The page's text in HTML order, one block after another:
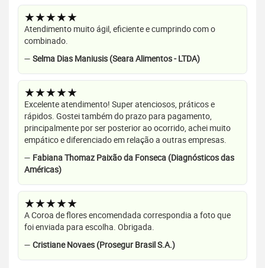
★★★★★
Atendimento muito ágil, eficiente e cumprindo com o
combinado.
— Selma Dias Maniusis (Seara Alimentos - LTDA)
★★★★★
Excelente atendimento! Super atenciosos, práticos e
rápidos. Gostei também do prazo para pagamento,
principalmente por ser posterior ao ocorrido, achei muito
empático e diferenciado em relação a outras empresas.
— Fabiana Thomaz Paixão da Fonseca (Diagnósticos das
Américas)
★★★★★
A Coroa de flores encomendada correspondia a foto que
foi enviada para escolha. Obrigada.
— Cristiane Novaes (Prosegur Brasil S.A.)